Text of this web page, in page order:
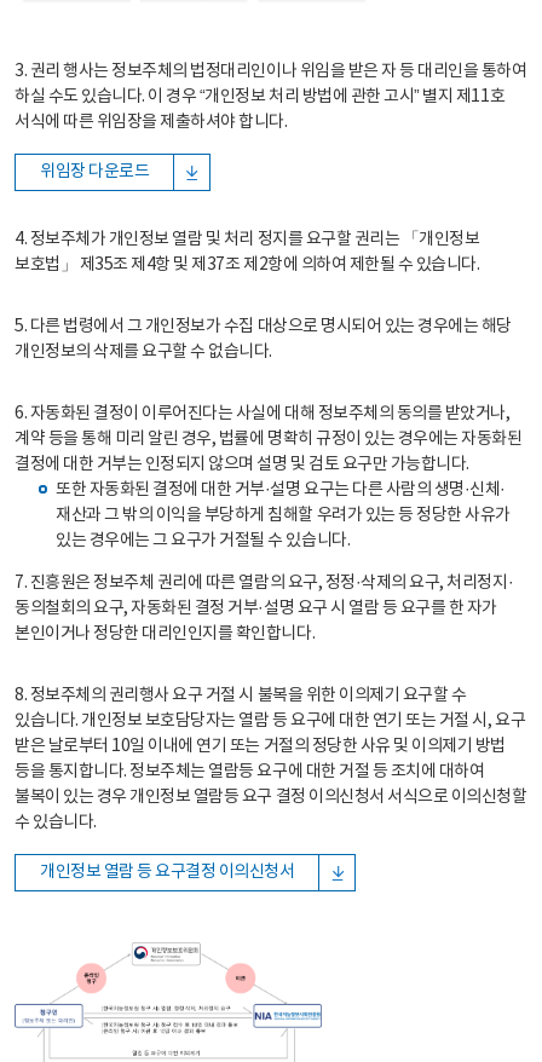
3. 권리 행사는 정보주체의 법정대리인이나 위임을 받은 자 등 대리인을 통하여
하실 수도 있습니다. 이 경우 “개인정보 처리 방법에 관한 고시” 별지 제11호
서식에 따른 위임장을 제출하셔야 합니다.
위임장 다운로드
4. 정보주체가 개인정보 열람 및 처리 정지를 요구할 권리는 「개인정보
보호법」 제35조 제4항 및 제37조 제2항에 의하여 제한될 수 있습니다.
5. 다른 법령에서 그 개인정보가 수집 대상으로 명시되어 있는 경우에는 해당
개인정보의 삭제를 요구할 수 없습니다.
6. 자동화된 결정이 이루어진다는 사실에 대해 정보주체의 동의를 받았거나,
계약 등을 통해 미리 알린 경우, 법률에 명확히 규정이 있는 경우에는 자동화된
결정에 대한 거부는 인정되지 않으며 설명 및 검토 요구만 가능합니다.
또한 자동화된 결정에 대한 거부·설명 요구는 다른 사람의 생명·신체·
재산과 그 밖의 이익을 부당하게 침해할 우려가 있는 등 정당한 사유가
있는 경우에는 그 요구가 거절될 수 있습니다.
7. 진흥원은 정보주체 권리에 따른 열람의 요구, 정정·삭제의 요구, 처리정지·
동의철회의 요구, 자동화된 결정 거부·설명 요구 시 열람 등 요구를 한 자가
본인이거나 정당한 대리인인지를 확인합니다.
8. 정보주체의 권리행사 요구 거절 시 불복을 위한 이의제기 요구할 수
있습니다. 개인정보 보호담당자는 열람 등 요구에 대한 연기 또는 거절 시, 요구
받은 날로부터 10일 이내에 연기 또는 거절의 정당한 사유 및 이의제기 방법
등을 통지합니다. 정보주체는 열람등 요구에 대한 거절 등 조치에 대하여
불복이 있는 경우 개인정보 열람등 요구 결정 이의신청서 서식으로 이의신청할
수 있습니다.
개인정보 열람 등 요구결정 이의신청서